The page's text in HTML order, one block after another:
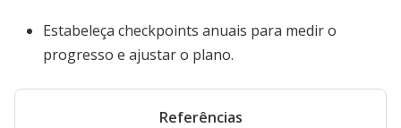
Estabeleça checkpoints anuais para medir o
progresso e ajustar o plano.
Referências